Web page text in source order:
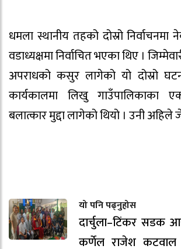
धमला स्थानीय तहको दोस्रो
वडाध्यक्षमा निर्वाचित भएका थिए ।
अपराधको कसुर लागेको यो दोस्रो
कार्यकालमा लिखु गाउँपालिकाका
बलात्कार मुद्दा लागेको थियो । उनी
यो पनि पढ्नुहोस
दार्चुला–टिंकर सडक
कर्णेल राजेश कटवाल